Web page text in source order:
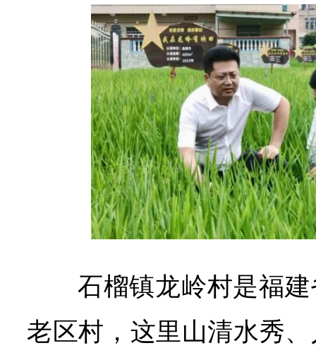
石榴镇龙岭村是福
老区村，这里山清水秀